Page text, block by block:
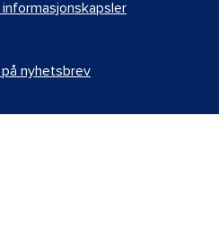
informasjonskapsler
nyhetsbrev